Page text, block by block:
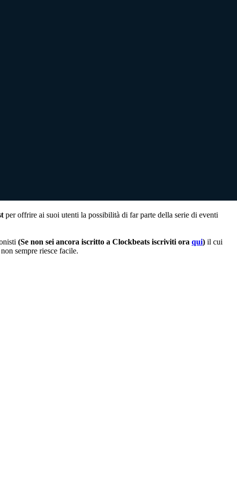
per offrire ai suoi utenti la possibilità di far parte della serie di eventi
(Se non sei ancora iscritto a Clockbeats iscriviti ora qui) il cui
sempre riesce facile.